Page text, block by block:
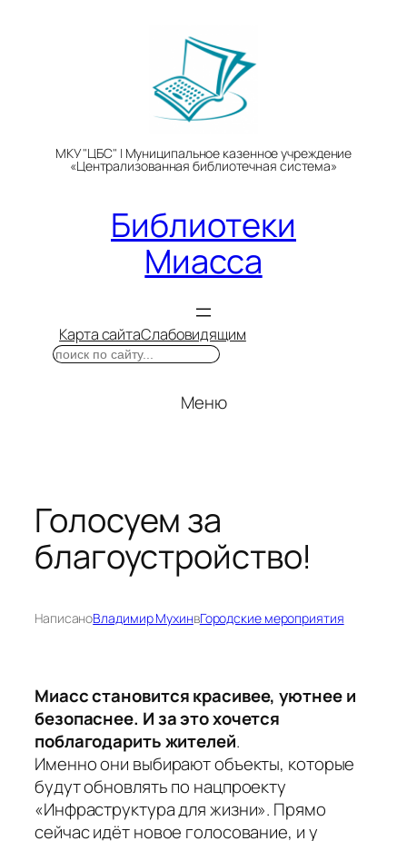
МКУ "ЦБС" | Муниципальное казенное учреждение
«Централизованная библиотечная система»
Библиотеки
Миасса
Карта сайтаСлабовидящим
Поиск
Меню
Голосуем за
благоустройство!
НаписаноВладимир МухинвГородские мероприятия
Миасс становится красивее, уютнее и
безопаснее. И за это хочется
поблагодарить жителей.
Именно они выбирают объекты, которые
будут обновлять по нацпроекту
«Инфраструктура для жизни». Прямо
сейчас идёт новое голосование, и у